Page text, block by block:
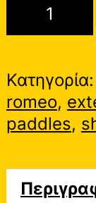
Romeo
/
Giulietta
Paddle
Shifter
ποσότητα
Κατηγορία:
romeo,
paddles,